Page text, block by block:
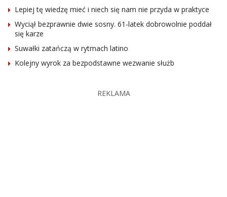
Lepiej tę wiedzę mieć i niech się nam nie przyda w praktyce
Wyciął bezprawnie dwie sosny. 61-latek dobrowolnie poddał
się karze
Suwałki zatańczą w rytmach latino
Kolejny wyrok za bezpodstawne wezwanie służb
REKLAMA